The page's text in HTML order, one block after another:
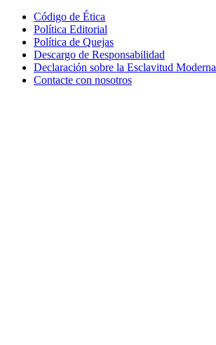
Código de Ética
Política Editorial
Política de Quejas
Descargo de Responsabilidad
Declaración sobre la Esclavitud Moderna
Contacte con nosotros